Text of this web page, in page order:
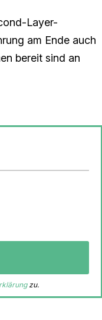
Layer-
am Ende auch
bereit sind an
zu.